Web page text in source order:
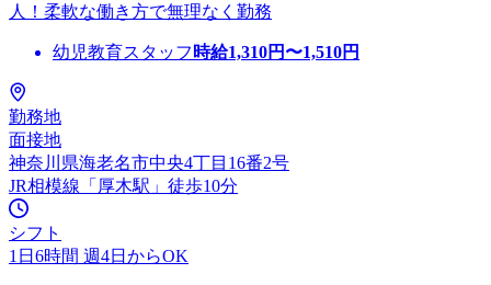
人！柔軟な働き方で無理なく勤務
幼児教育スタッフ 時給1,310円〜1,510円
勤務地
面接地
神奈川県海老名市中央4丁目16番2号
JR相模線「厚木駅」徒歩10分
シフト
1日6時間 週4日からOK